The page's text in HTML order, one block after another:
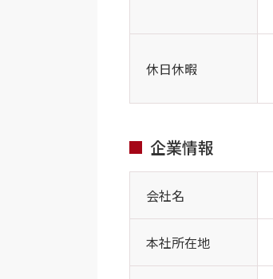
休日休暇
企業情報
会社名
本社所在地